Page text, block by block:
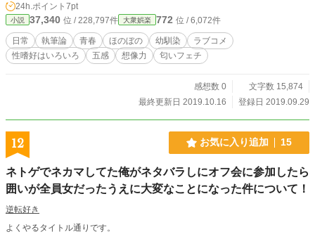
24h.ポイント 7pt
小説 37,340 位 / 228,797件 大衆娯楽 772 位 / 6,072件
日常 執筆論 青春 ほのぼの 幼馴染
ラブコメ
性嗜好はいろいろ
五感 想像力 匂いフェチ
感想数 0
文字数 15,874
最終更新日 2019.10.16
登録日 2019.09.29
12 お気に入り追加 15
ネトゲでネカマしてた俺がネタバラしにオフ会に参加したら
囲いが全員女だったうえに大変なことになった件について！
逆転好き
よくやるタイトル通りです。